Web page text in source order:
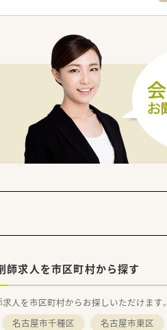
師求人を市区町村から探す
人を市区町村からお探しいただけます。
名古屋市千種区 名古屋市東区